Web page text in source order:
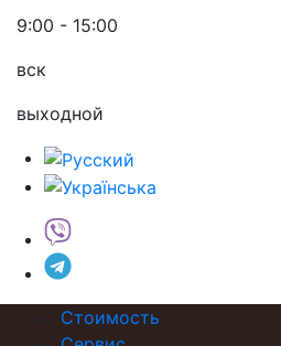
9:00 - 15:00
вск
выходной
Стоимость